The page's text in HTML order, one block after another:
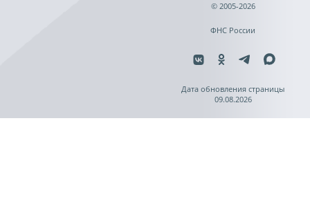
© 2005-2026
ФНС России
Дата обновления страницы
09.08.2026